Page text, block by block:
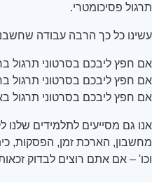
תרגול פסיכומטרי.
עשינו כל כך הרבה עבודה
אם חפץ ליבכם בסרטוני תרגול
אם חפץ ליבכם בסרטוני תרגול
אם חפץ ליבכם בסרטוני תרגול
אנו גם מסייעים לתלמידים שלנו
מחשבון, הארכת זמן, הפסקות,
וכו' – אם אתם רוצים לבדוק